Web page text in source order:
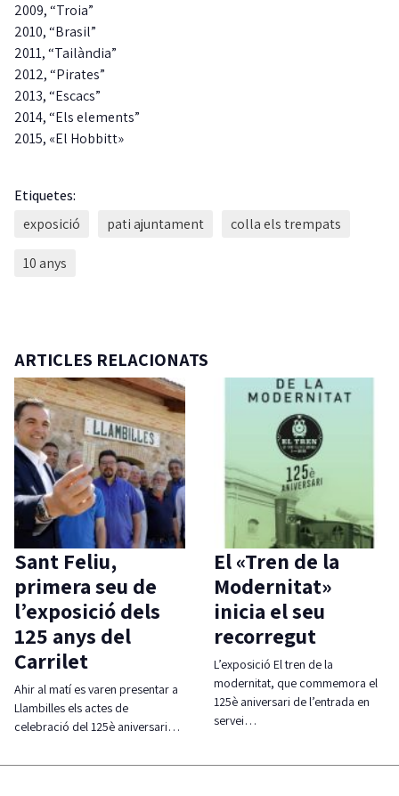
2009, “Troia”
2010, “Brasil”
2011, “Tailàndia”
2012, “Pirates”
2013, “Escacs”
2014, “Els elements”
2015, «El Hobbitt»
Etiquetes:
exposició
pati ajuntament colla els trempats
10 anys
ARTICLES RELACIONATS
Sant Feliu,
primera seu de
l’exposició dels
125 anys del
Carrilet
Ahir al matí es varen presentar a
Llambilles els actes de
celebració del 125è aniversari…
El «Tren de la
Modernitat»
inicia el seu
recorregut
L’exposició El tren de la
modernitat, que commemora el
125è aniversari de l’entrada en
servei…